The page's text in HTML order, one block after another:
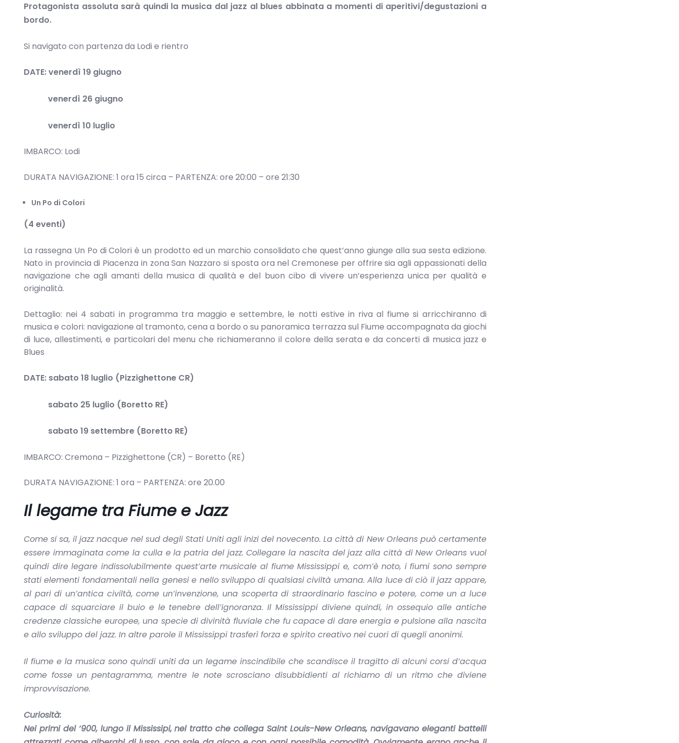
Protagonista assoluta sarà quindi la musica dal jazz al blues abbinata a momenti di aperitivi/degustazioni a
bordo.
Si navigato con partenza da Lodi e rientro
DATE: venerdì 19 giugno
venerdì 26 giugno
venerdì 10 luglio
IMBARCO: Lodi
DURATA NAVIGAZIONE: 1 ora 15 circa – PARTENZA: ore 20:00 – ore 21:30
Un Po di Colori
(4 eventi)
La rassegna Un Po di Colori è un prodotto ed un marchio consolidato che quest’anno giunge alla sua sesta edizione.
Nato in provincia di Piacenza in zona San Nazzaro si sposta ora nel Cremonese per offrire sia agli appassionati della
navigazione che agli amanti della musica di qualità e del buon cibo di vivere un’esperienza unica per qualità e
originalità.
Dettaglio: nei 4 sabati in programma tra maggio e settembre, le notti estive in riva al fiume si arricchiranno di
musica e colori: navigazione al tramonto, cena a bordo o su panoramica terrazza sul Fiume accompagnata da giochi
di luce, allestimenti, e particolari del menu che richiameranno il colore della serata e da concerti di musica jazz e
Blues
DATE: sabato 18 luglio (Pizzighettone CR)
sabato 25 luglio (Boretto RE)
sabato 19 settembre (Boretto RE)
IMBARCO: Cremona – Pizzighettone (CR) – Boretto (RE)
DURATA NAVIGAZIONE: 1 ora – PARTENZA: ore 20.00
Il legame tra Fiume e Jazz
Come si sa, il jazz nacque nel sud degli Stati Uniti agli inizi del novecento. La città di New Orleans può certamente
essere immaginata come la culla e la patria del jazz. Collegare la nascita del jazz alla città di New Orleans vuol
quindi dire legare indissolubilmente quest’arte musicale al fiume Mississippi e, com’è noto, i fiumi sono sempre
stati elementi fondamentali nella genesi e nello sviluppo di qualsiasi civiltà umana. Alla luce di ciò il jazz appare,
al pari di un’antica civiltà, come un’invenzione, una scoperta di straordinario fascino e potere, come un a luce
capace di squarciare il buio e le tenebre dell’ignoranza. Il Mississippi diviene quindi, in ossequio alle antiche
credenze classiche europee, una specie di divinità fluviale che fu capace di dare energia e pulsione alla nascita
e allo sviluppo del jazz. In altre parole il Mississippi trasferì forza e spirito creativo nei cuori di quegli anonimi.
Il fiume e la musica sono quindi uniti da un legame inscindibile che scandisce il tragitto di alcuni corsi d’acqua
come fosse un pentagramma, mentre le note scrosciano disubbidienti al richiamo di un ritmo che diviene
improvvisazione.
Curiosità:
Nei primi del ‘900, lungo il Mississipi, nel tratto che collega Saint Louis-New Orleans, navigavano eleganti battelli